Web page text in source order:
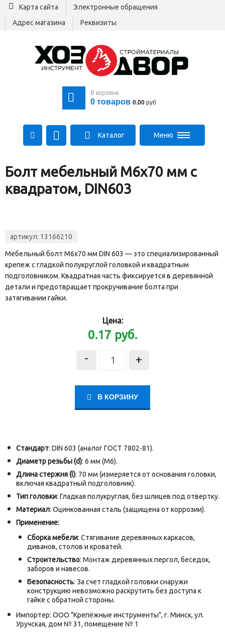
Карта сайта
Электронные обращения
Адрес магазина
Реквизиты
В корзине:
0 товаров 0.00 руб
+375 29 564-00-00
Все для стройки
Log@hozdvor.by
Каталог Меню
Болт мебельный М6х70 мм с
квадратом, DIN603
артикул: 13166210
Мебельный болт М6х70 мм DIN 603 — это специализированный
крепеж с гладкой полукруглой головкой и квадратным
подголовником. Квадратная часть фиксируется в деревянной
детали и предотвращает прокручивание болта при
затягивании гайки.
Цена:
0.17 руб.
- +
В КОРЗИНУ
Стандарт: DIN 603 (аналог ГОСТ 7802-81).
Диаметр резьбы (d): 6 мм (М6).
Длина стержня (l): 70 мм (измеряется от основания головки,
включая квадратный подголовник).
Тип головки: Гладкая полукруглая, без шлицев под отвертку.
Материал: Оцинкованная сталь (защищена от коррозии).
Применение:
Сборка мебели: Стягивание деревянных каркасов,
диванов, столов и кроватей.
Строительство: Монтаж деревянных пергол, беседок,
заборов и навесов.
Безопасность: За счет гладкой головки снаружи
конструкцию невозможно раскрутить без доступа к
гайке с обратной стороны.
Импортер: ООО "Крепёжные инструменты", г. Минск, ул.
Уручская, дом № 31, помещение № 1